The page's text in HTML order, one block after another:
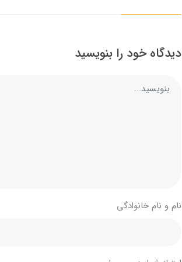
دیدگاه خود را بنویسید
نام و نام خانوادگی